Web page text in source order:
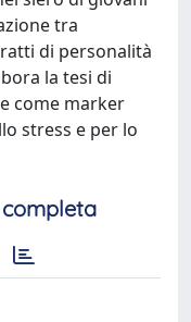
tra
di personalità
la tesi di
come marker
stress e per lo